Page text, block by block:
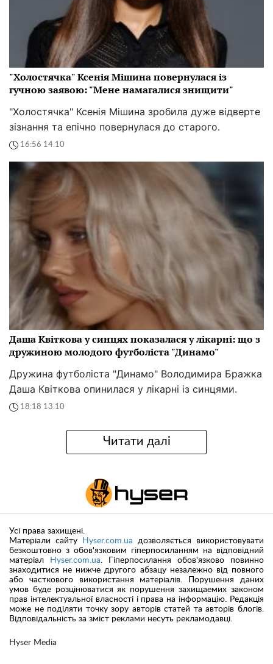
"Холостячка" Ксенія Мішина повернулася із
гучною заявою: "Мене намагалися знищити"
"Холостячка" Ксенія Мішина зробила дуже відверте
зізнання та епічно повернулася до старого.
16:56 14.10
Даша Квіткова у синцях показалася у лікарні: що з
дружиною молодого футболіста "Динамо"
Дружина футболіста "Динамо" Володимира Бражка
Даша Квіткова опинилася у лікарні із синцями.
18:18 13.10
Читати далі
Hyser Media
Усі права захищені.
Матеріали сайту
Hyser.com.ua дозволяється використовувати
безкоштовно з обов'язковим гіперпосиланням на відповідний
матеріал
Hyser.com.ua . Гіперпосилання обов'язково повинно
знаходитися не нижче другого абзацу незалежно від повного
або часткового використання матеріалів. Порушення даних
умов буде розцінюватися як порушення захищаемих законом
прав інтелектуальної власності і права на інформацію. Редакція
може не поділяти точку зору авторів статей та авторів блогів.
Відповідальність за зміст реклами несуть рекламодавці.